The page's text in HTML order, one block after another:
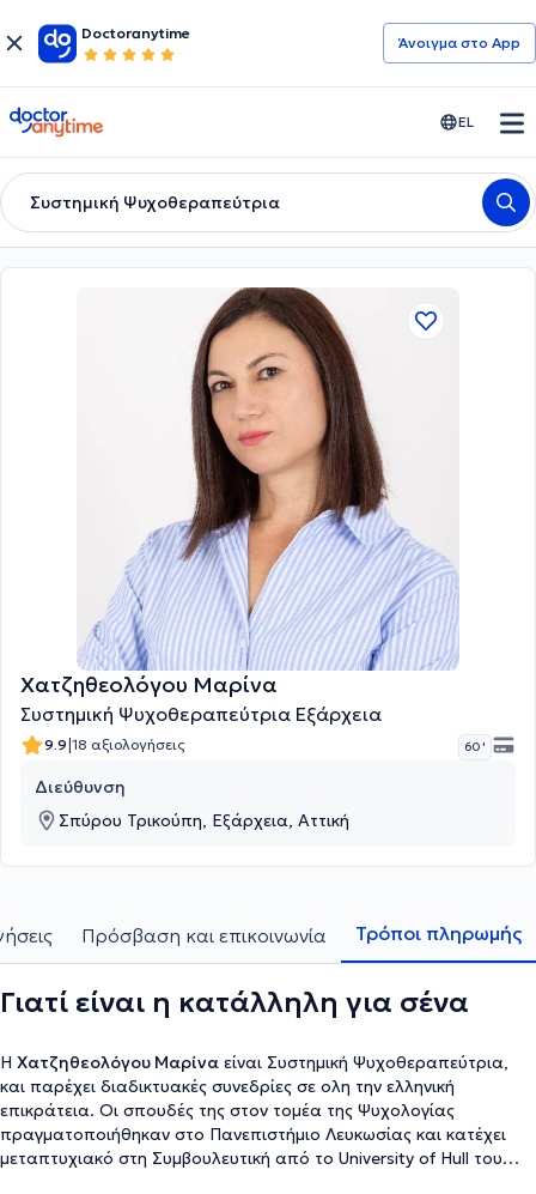
Doctoranytime
Άνοιγμα στο App
doctoranytime EL
Συστημική Ψυχοθεραπεύτρια
Χατζηθεολόγου Μαρίνα
Συστημική Ψυχοθεραπεύτρια Εξάρχεια
9.9|18 αξιολογήσεις 60 '
Διεύθυνση
Σπύρου Τρικούπη, Εξάρχεια, Αττική
Πρόσβαση και επικοινωνία Τρόποι πληρωμής
Γιατί είναι η κατάλληλη για σένα
Η Χατζηθεολόγου Μαρίνα είναι Συστημική Ψυχοθεραπεύτρια,
και παρέχει διαδικτυακές συνεδρίες σε ολη την ελληνική
επικράτεια. Οι σπουδές της στον τομέα της Ψυχολογίας
πραγματοποιήθηκαν στο Πανεπιστήμιο Λευκωσίας και κατέχει
μεταπτυχιακό στη Συμβουλευτική από το University of Hull του